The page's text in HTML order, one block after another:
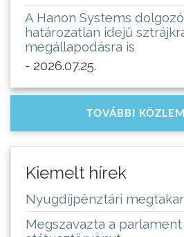
A Hanon Systems
határozatlan idejű
megállapodásra is
- 2026.07.25.
TOVÁBBI
Kiemelt hírek
Nyugdíjpénztári
Megszavazta a parlament